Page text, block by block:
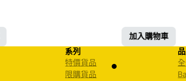
加入購物車
系列
特價貨品
限購貨品